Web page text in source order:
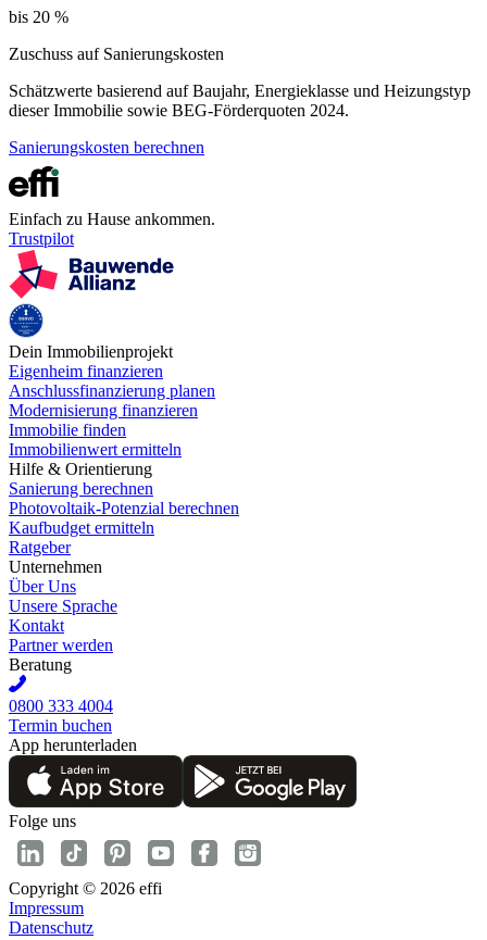
bis 20 %
Zuschuss auf Sanierungskosten
Schätzwerte basierend auf Baujahr, Energieklasse und Heizungstyp
dieser Immobilie sowie BEG-Förderquoten 2024.
Sanierungskosten berechnen
Einfach zu Hause ankommen.
Trustpilot
Dein Immobilienprojekt
Eigenheim finanzieren
Anschlussfinanzierung planen
Modernisierung finanzieren
Immobilie finden
Immobilienwert ermitteln
Hilfe & Orientierung
Sanierung berechnen
Photovoltaik-Potenzial berechnen
Kaufbudget ermitteln
Ratgeber
Unternehmen
Über Uns
Unsere Sprache
Kontakt
Partner werden
Beratung
0800 333 4004
Termin buchen
App herunterladen
Folge uns
Copyright © 2026 effi
Impressum
Datenschutz